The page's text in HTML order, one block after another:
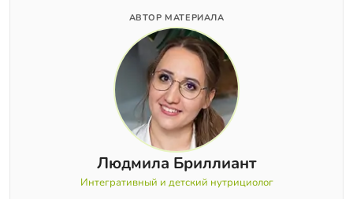
АВТОР МАТЕРИАЛА
Людмила Бриллиант
Интегративный и детский нутрициолог